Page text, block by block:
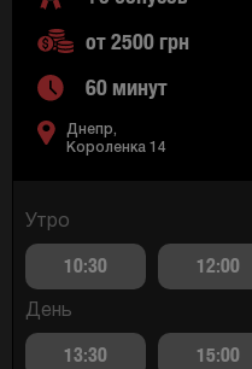
от 2500 грн
60 минут
Днепр,
Короленка 14
Утро
10:30 12:00
День
13:30 15:00